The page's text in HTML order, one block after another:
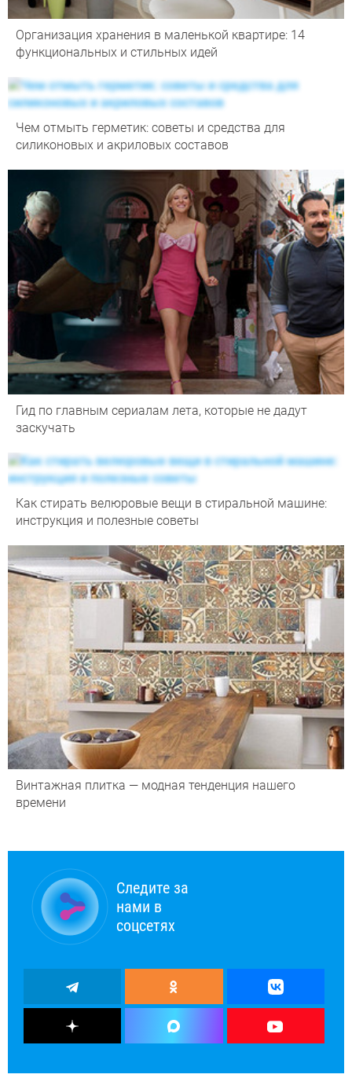
Организация хранения в маленькой квартире: 14
функциональных и стильных идей
Чем отмыть герметик: советы и средства для
силиконовых и акриловых составов
Гид по главным сериалам лета, которые не дадут
заскучать
Как стирать велюровые вещи в стиральной машине:
инструкция и полезные советы
Винтажная плитка — модная тенденция нашего
времени
Следите за
нами в
соцсетях